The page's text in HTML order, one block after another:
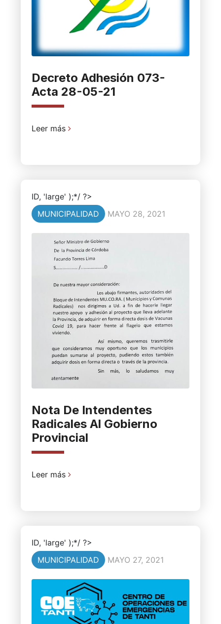
Decreto Adhesión 073-
Acta 28-05-21
Leer más
ID, 'large' );*/ ?>
MUNICIPALIDAD
MAYO 28, 2021
Nota De Intendentes
Radicales Al Gobierno
Provincial
Leer más
ID, 'large' );*/ ?>
MUNICIPALIDAD
MAYO 27, 2021